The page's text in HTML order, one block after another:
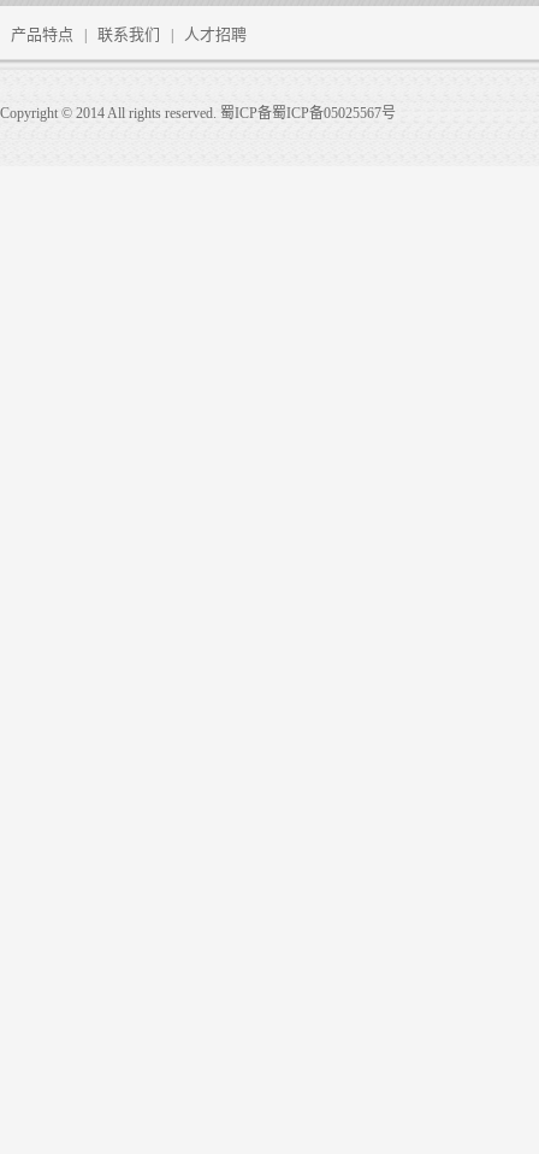
产品特点 联系我们 人才招聘
Copyright © 2014 All rights reserved. 蜀ICP备蜀ICP备05025567号